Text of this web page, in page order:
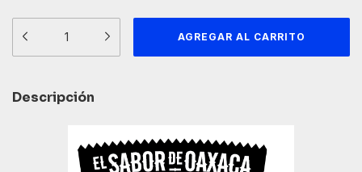
Descripción